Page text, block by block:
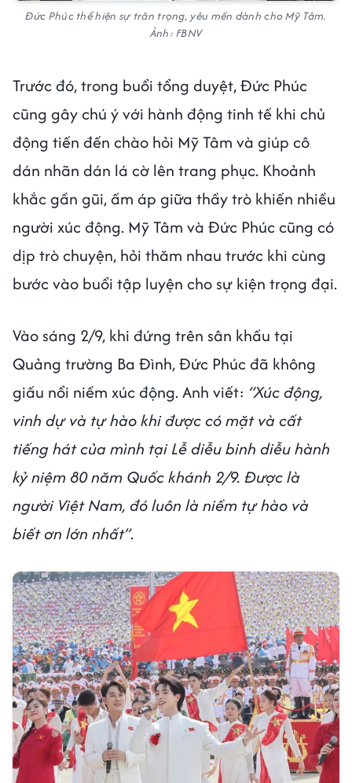
Đức Phúc thể hiện sự trân trọng, yêu mến dành cho Mỹ Tâm.
Ảnh: FBNV
Trước đó, trong buổi tổng duyệt, Đức Phúc
cũng gây chú ý với hành động tinh tế khi chủ
động tiến đến chào hỏi Mỹ Tâm và giúp cô
dán nhãn dán lá cờ lên trang phục. Khoảnh
khắc gần gũi, ấm áp giữa thầy trò khiến nhiều
người xúc động. Mỹ Tâm và Đức Phúc cũng có
dịp trò chuyện, hỏi thăm nhau trước khi cùng
bước vào buổi tập luyện cho sự kiện trọng đại.
Vào sáng 2/9, khi đứng trên sân khấu tại
Quảng trường Ba Đình, Đức Phúc đã không
giấu nổi niềm xúc động. Anh viết: “Xúc động,
vinh dự và tự hào khi được có mặt và cất
tiếng hát của mình tại Lễ diễu binh diễu hành
kỷ niệm 80 năm Quốc khánh 2/9. Được là
người Việt Nam, đó luôn là niềm tự hào và
biết ơn lớn nhất”.